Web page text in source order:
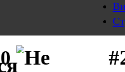
0